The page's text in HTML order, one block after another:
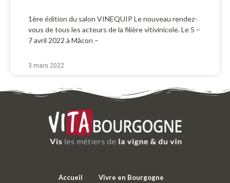
1ère édition du salon VINEQUIP Le nouveau rendez-
vous de tous les acteurs de la filière vitivinicole. Le 5 –
7 avril 2022 à Mâcon –
3 mars 2022
Accueil Vivre en Bourgogne